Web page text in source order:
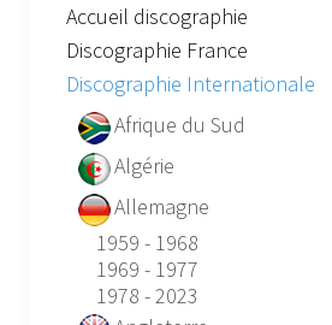
Accueil discographie
Discographie France
Discographie Internationale
Afrique du Sud
Algérie
Allemagne
1959 - 1968
1969 - 1977
1978 - 2023